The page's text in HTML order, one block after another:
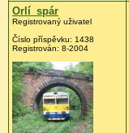
Orlí_spár
Registrovaný uživatel
Číslo příspěvku: 1438
Registrován: 8-2004